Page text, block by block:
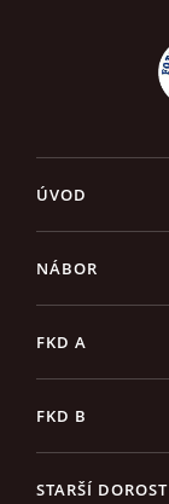
ÚVOD
NÁBOR
FKD A
FKD B
STARŠÍ DOROST